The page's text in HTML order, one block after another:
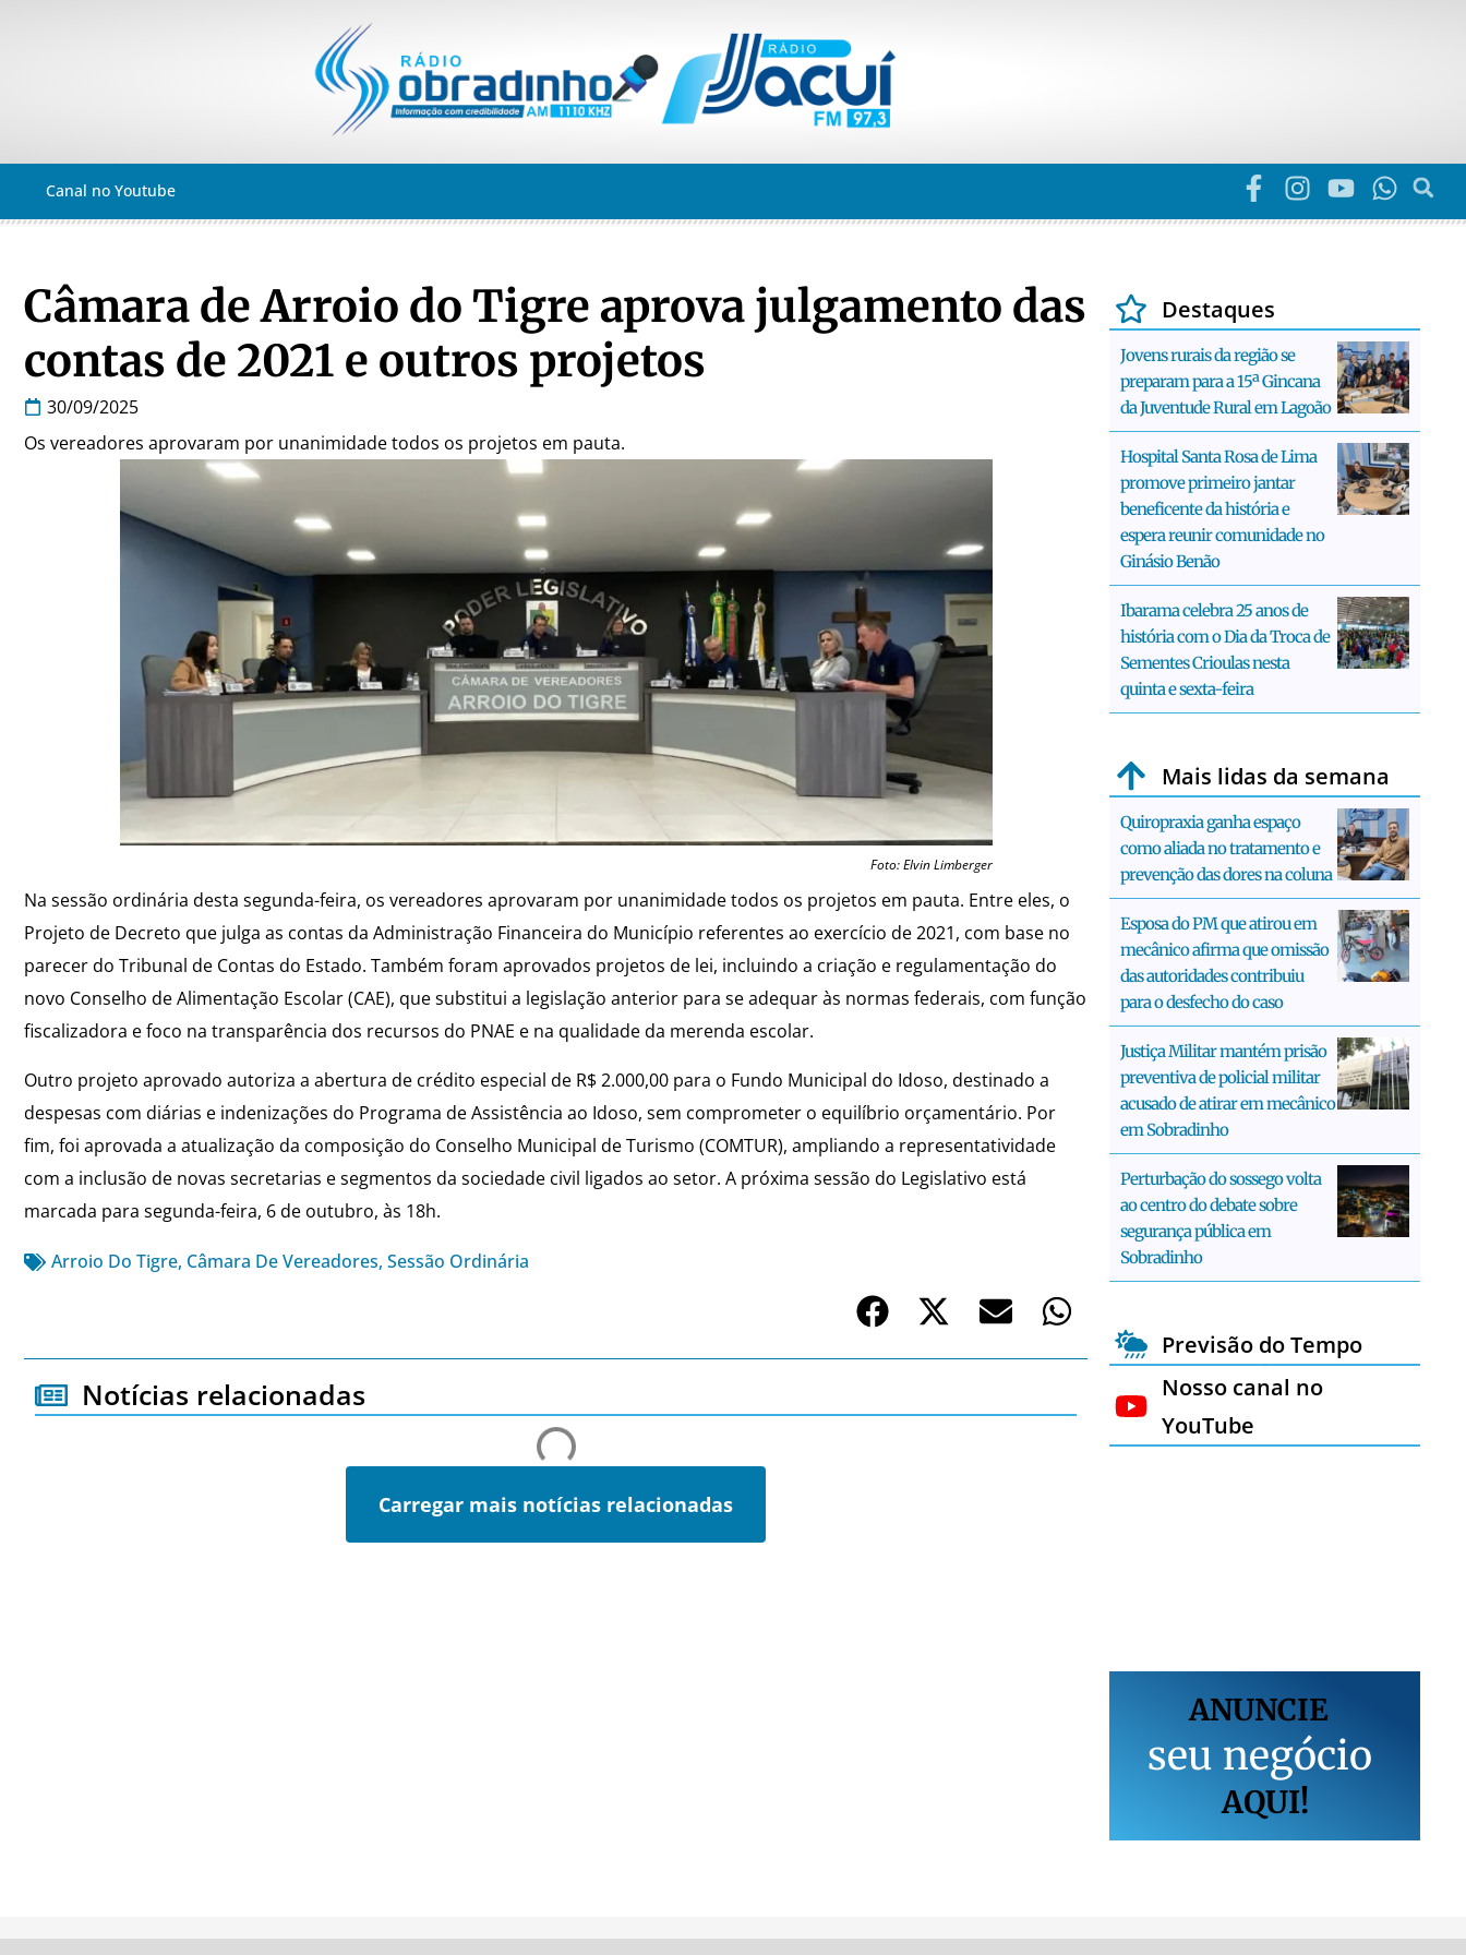
Canal no Youtube
Câmara de Arroio do Tigre aprova julgamento das
contas de 2021 e outros projetos
30/09/2025
Os vereadores aprovaram por unanimidade todos os projetos em pauta.
Foto: Elvin Limberger
Na sessão ordinária desta segunda-feira, os vereadores aprovaram por unanimidade todos os projetos em pauta. Entre eles, o
Projeto de Decreto que julga as contas da Administração Financeira do Município referentes ao exercício de 2021, com base no
parecer do Tribunal de Contas do Estado. Também foram aprovados projetos de lei, incluindo a criação e regulamentação do
novo Conselho de Alimentação Escolar (CAE), que substitui a legislação anterior para se adequar às normas federais, com função
fiscalizadora e foco na transparência dos recursos do PNAE e na qualidade da merenda escolar.
Outro projeto aprovado autoriza a abertura de crédito especial de R$ 2.000,00 para o Fundo Municipal do Idoso, destinado a
despesas com diárias e indenizações do Programa de Assistência ao Idoso, sem comprometer o equilíbrio orçamentário. Por
fim, foi aprovada a atualização da composição do Conselho Municipal de Turismo (COMTUR), ampliando a representatividade
com a inclusão de novas secretarias e segmentos da sociedade civil ligados ao setor. A próxima sessão do Legislativo está
marcada para segunda-feira, 6 de outubro, às 18h.
Arroio Do Tigre, Câmara De Vereadores, Sessão Ordinária
Notícias relacionadas
Carregar mais notícias relacionadas
Destaques
Jovens rurais da região se
preparam para a 15ª Gincana
da Juventude Rural em Lagoão
Hospital Santa Rosa de Lima
promove primeiro jantar
beneficente da história e
espera reunir comunidade no
Ginásio Benão
Ibarama celebra 25 anos de
história com o Dia da Troca de
Sementes Crioulas nesta
quinta e sexta-feira
Mais lidas da semana
Quiropraxia ganha espaço
como aliada no tratamento e
prevenção das dores na coluna
Esposa do PM que atirou em
mecânico afirma que omissão
das autoridades contribuiu
para o desfecho do caso
Justiça Militar mantém prisão
preventiva de policial militar
acusado de atirar em mecânico
em Sobradinho
Perturbação do sossego volta
ao centro do debate sobre
segurança pública em
Sobradinho
Previsão do Tempo
Nosso canal no
YouTube
ANUNCIE
seu negócio
AQUI!